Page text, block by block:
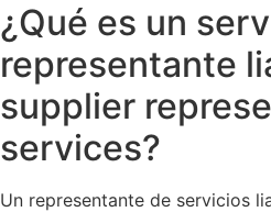
¿Qué es un
representante
supplier
services?
Un representante de servicios